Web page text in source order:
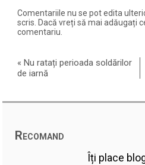
Comentariile nu se pot edita
scris. Dacă vreți să mai adăugați
comentariu.
« Nu ratați perioada soldărilor
de iarnă
Recomand
Îți place